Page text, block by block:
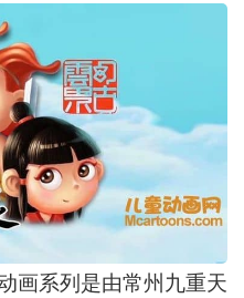
画系列是由常州九重天